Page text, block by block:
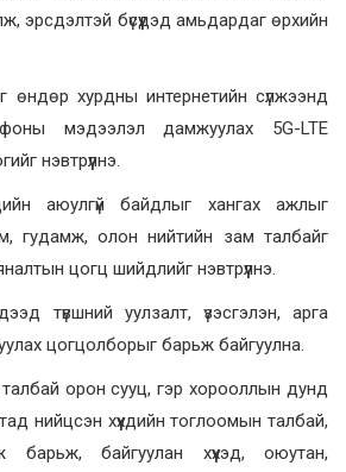
эрсдэлтэй бүсүүдэд амьдардаг өрхийн
өндөр хурдны интернетийн сүлжээнд
мэдээлэл дамжуулах 5G-LTE
нэвтрүүлнэ.
аюулгүй байдлыг хангах ажлыг
гудамж, олон нийтийн зам талбайг
цогц шийдлийг нэвтрүүлнэ.
түвшний уулзалт, үзэсгэлэн, арга
цогцолборыг барьж байгуулна.
орон сууц, гэр хорооллын дунд
нийцсэн хүүхдийн тоглоомын талбай,
барьж, байгуулан хүүхэд, оюутан,